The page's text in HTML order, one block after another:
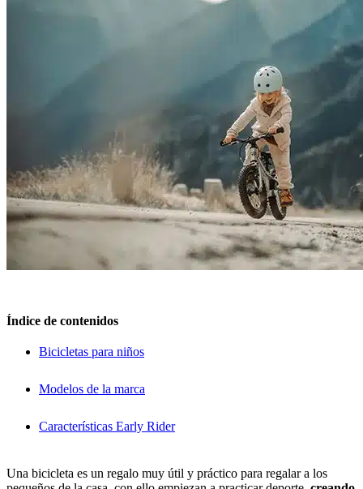
Índice de contenidos
Bicicletas para niños
Modelos de la marca
Características Early Rider
Una bicicleta es un regalo muy útil y práctico para regalar a los